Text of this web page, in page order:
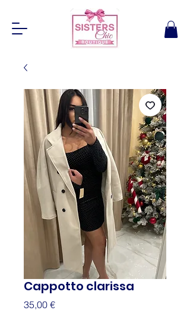
Cappotto clarissa
35,00 €Prezzo